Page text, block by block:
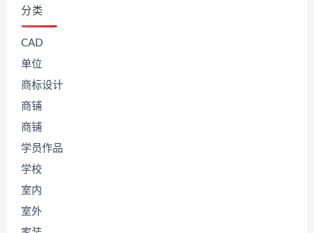
分类
CAD
单位
商标设计
商铺
商铺
学员作品
学校
室内
室外